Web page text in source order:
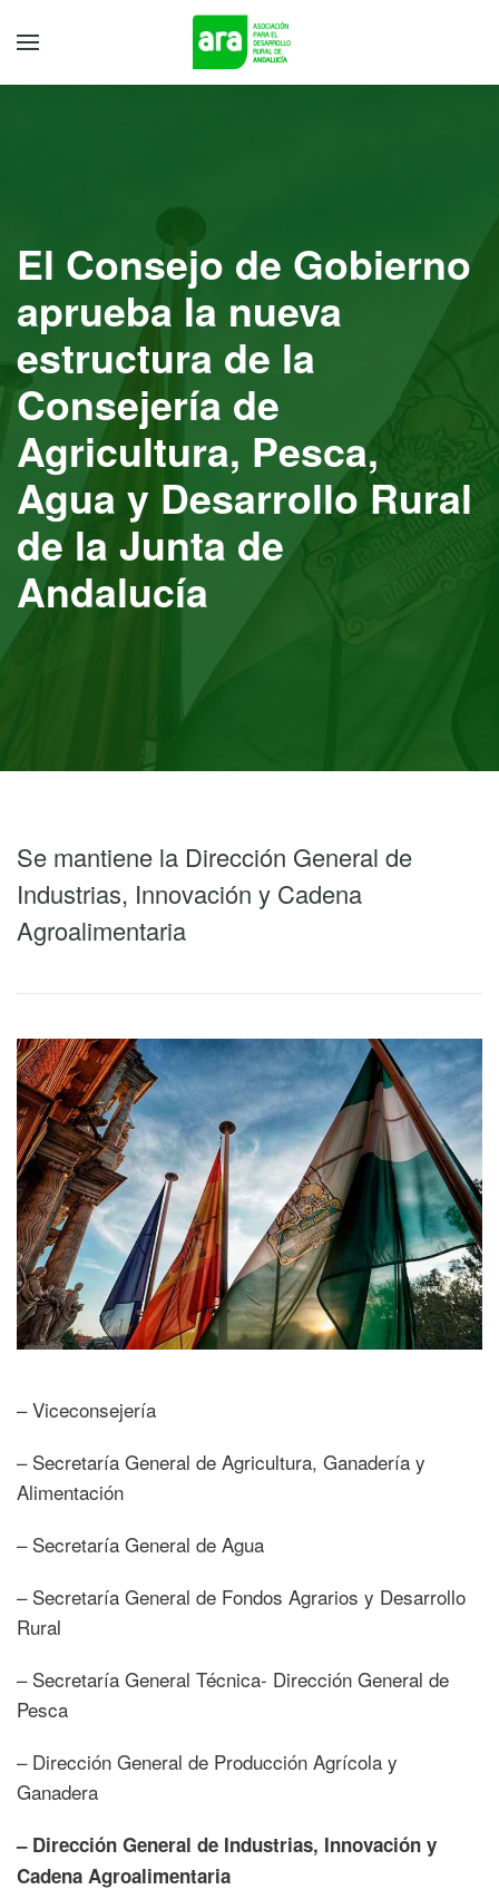
El Consejo de Gobierno
aprueba la nueva
estructura de la
Consejería de
Agricultura, Pesca,
Agua y Desarrollo Rural
de la Junta de
Andalucía
Se mantiene la Dirección General de
Industrias, Innovación y Cadena
Agroalimentaria
– Viceconsejería
– Secretaría General de Agricultura, Ganadería y
Alimentación
– Secretaría General de Agua
– Secretaría General de Fondos Agrarios y Desarrollo
Rural
– Secretaría General Técnica- Dirección General de
Pesca
– Dirección General de Producción Agrícola y
Ganadera
– Dirección General de Industrias, Innovación y
Cadena Agroalimentaria